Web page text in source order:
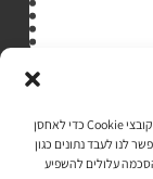
כדי לספק חוויית משתמש מיטבית, אנו משתמשים בטכנולוגיות כמו קובצי Cookie כדי לאחסן
לנו לעבד נתונים כגון
עלולים להשפיע